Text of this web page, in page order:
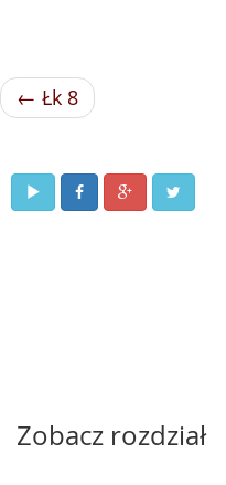
← Łk 8
Zobacz rozdział